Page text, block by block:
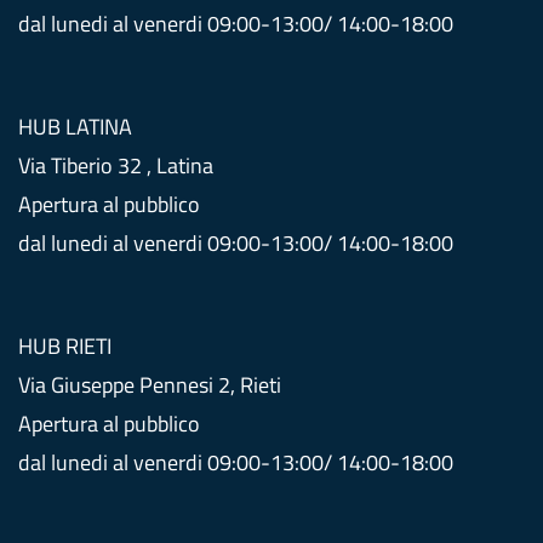
dal lunedi al venerdi 09:00-13:00/ 14:00-18:00
HUB LATINA
Via Tiberio 32 , Latina
Apertura al pubblico
dal lunedi al venerdi 09:00-13:00/ 14:00-18:00
HUB RIETI
Via Giuseppe Pennesi 2, Rieti
Apertura al pubblico
dal lunedi al venerdi 09:00-13:00/ 14:00-18:00